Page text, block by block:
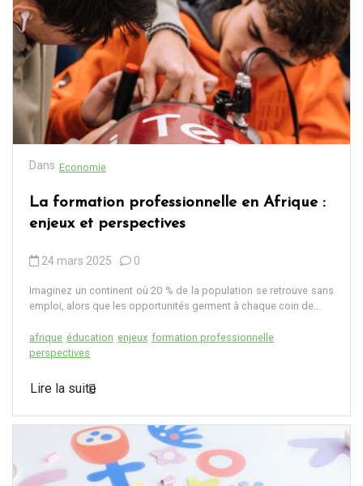
Dans Economie
La formation professionnelle en Afrique :
enjeux et perspectives
24 mars 2025 0
Imaginez un continent où 20 % de la population se retrouve sans
emploi, alors que les opportunités germent à chaque coin de...
afrique éducation enjeux formation professionnelle
perspectives
Lire la suite